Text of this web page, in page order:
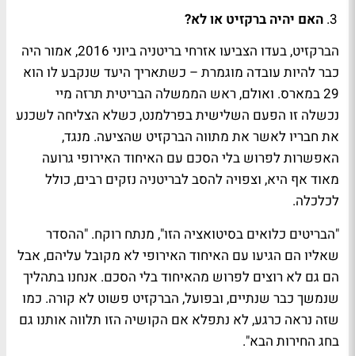
האם יהיה ברקזיט או לא?
הברקזיט, בעדו הצביעו אזרחי בריטניה ביוני 2016, אמור היה
כבר להיות עובדה מוגמרת – כשתאריך היעד שנקבע לו הוא
29 במארס. ואולם, ראש הממשלה הבריטית תרזה מיי
נכשלה זו הפעם השלישית בפרלמנט, כשלא הצליחה לשכנע
את חבריו לאשר את מתווה הברקזיט שהציעה. מנגד,
האפשרות לפרוש בלי הסכם עם האיחוד האירופי גרועה
מאוד אף היא, וצפויה להסב לבריטניה נזקים רבים, כולל
לכלכלה.
"הבריטים כלואים בסיטואציה הזו", מנתח רוקח. "ההסדר
שאליו הם הגיעו עם האיחוד האירופי לא מקובל עליהם, אבל
הם גם לא רוצים לפרוש מהאיחוד בלי הסכם. אנחנו בתהליך
שנמשך כבר שנתיים, ובפועל, הברקזיט פשוט לא קורה. כמו
שזה נראה כרגע, לא נתפלא אם הקושיה הזו תלווה אותנו גם
בחג החירות הבא".